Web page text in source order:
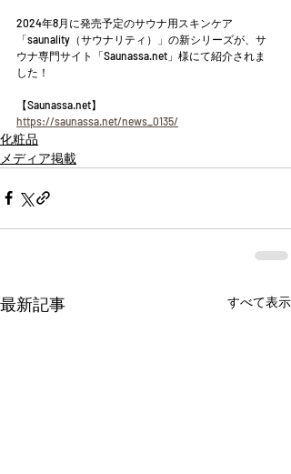
2024年8月に発売予定のサウナ用スキンケア
「saunality（サウナリティ）」の新シリーズが、サ
ウナ専門サイト「Saunassa.net」様にて紹介されま
した！
【Saunassa.net】
https://saunassa.net/news_0135/
化粧品
メディア掲載
最新記事 すべて表示